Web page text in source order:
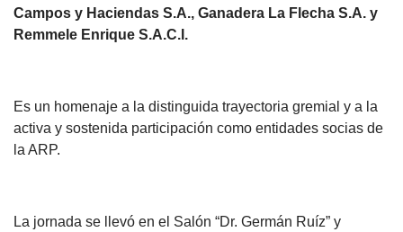
Campos y Haciendas S.A., Ganadera La Flecha S.A. y
Remmele Enrique S.A.C.I.
Es un homenaje a la distinguida trayectoria gremial y a la
activa y sostenida participación como entidades socias de
la ARP.
La jornada se llevó en el Salón “Dr. Germán Ruíz” y